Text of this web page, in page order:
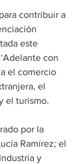
contribuir a
este
con
el comercio
el
el turismo.
por la
Ramírez; el
y